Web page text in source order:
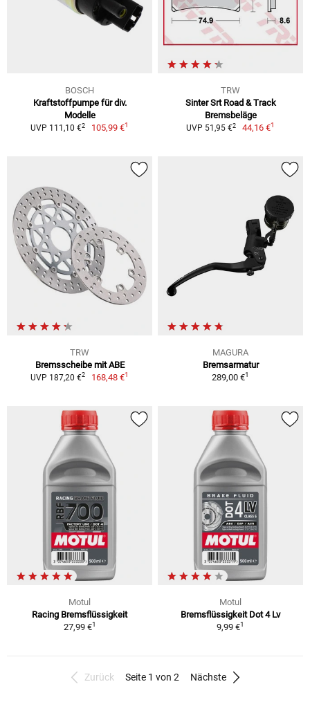
BOSCH
Kraftstoffpumpe für div.
Modelle
UVP 111,10 €2 105,99 €1
TRW
Sinter Srt Road & Track
Bremsbeläge
UVP 51,95 €2 44,16 €1
TRW
Bremsscheibe mit ABE
UVP 187,20 €2 168,48 €1
MAGURA
Bremsarmatur
289,00 €1
Motul
Racing Bremsflüssigkeit
27,99 €1
Motul
Bremsflüssigkeit Dot 4 Lv
9,99 €1
Zurück Seite 1 von 2 Nächste